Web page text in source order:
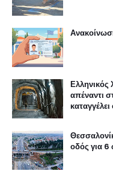
Ελληνικός
απέναντι
οδός για 6